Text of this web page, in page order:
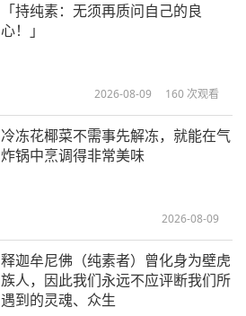
「推动动物法」与凡妮莎‧夏奇布
你一定不知道，那块肉来自一个活生
遇惨无人道的谋杀，为了让你啖其
肉？？？请对此进行一些研究。
「持纯素：无须再质问自己的良
心！」
2026-08-09 160 次观看
冷冻花椰菜不需事先解冻，就能在气
炸锅中烹调得非常美味
2026-08-09
释迦牟尼佛（纯素者）曾化身为壁虎
族人，因此我们永远不应评断我们所
遇到的灵魂、众生